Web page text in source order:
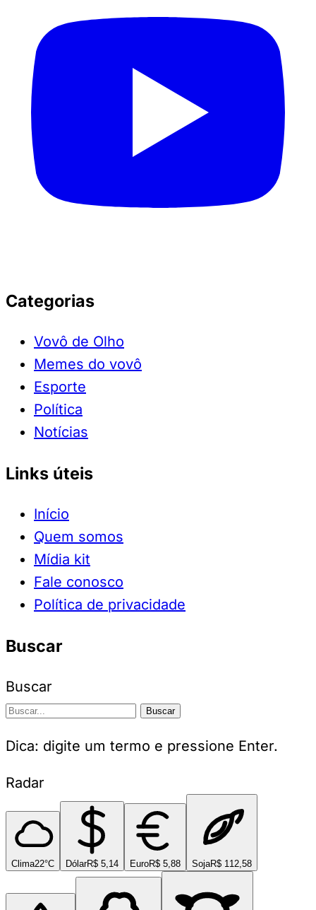
Categorias
Vovô de Olho
Memes do vovô
Esporte
Política
Notícias
Links úteis
Início
Quem somos
Mídia kit
Fale conosco
Política de privacidade
Buscar
Buscar
Buscar
Dica: digite um termo e pressione Enter.
Radar
Clima22°C DólarR$ 5,14 EuroR$ 5,88 SojaR$ 112,58